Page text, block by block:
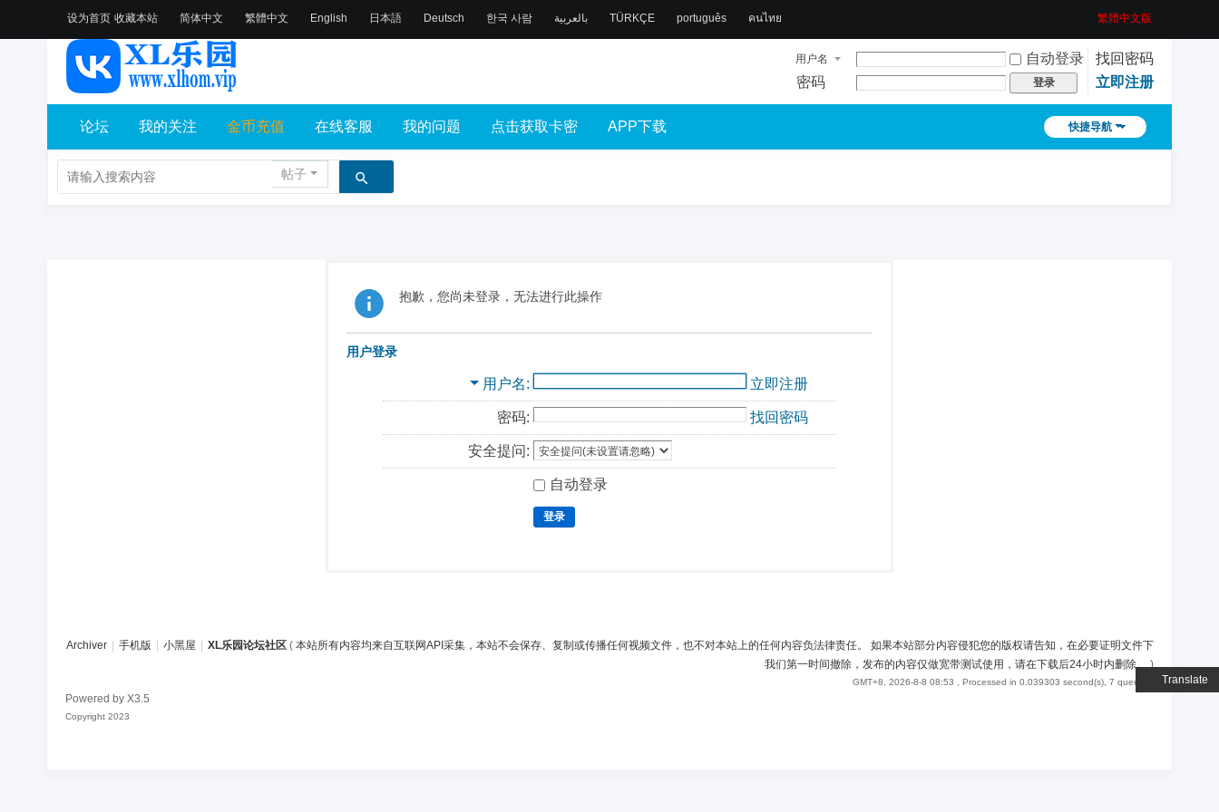
设为首页 收藏本站
Translate
简体中文 繁體中文 English 日本語 Deutsch 한국 사람 بالعربية TÜRKÇE português คนไทย 繁體中文版
用户名 自动登录
找回密码
密码
登录 立即注册
快捷导航
论坛 我的关注 金币充值 在线客服 我的问题 点击获取卡密 APP下载
帖子
抱歉，您尚未登录，无法进行此操作
用户登录
用户名 立即注册
密码: 找回密码
安全提问:
自动登录
登录
Archiver 手机版 小黑屋 XL乐园论坛社区 ( 本站所有内容均来自互联网API采集，本站不会保存、复制或传播任何视频文件，也不对本站上的任何内容负法律责任。 如果本站部分内容侵犯您的版权请告知，在必要证明文件下
我们第一时间撤除，发布的内容仅做宽带测试使用，请在下载后24小时内删除。)
GMT+8, 2026-8-8 08:53 , Processed in 0.039303 second(s), 7 queries .
Powered by X3.5
Copyright 2023